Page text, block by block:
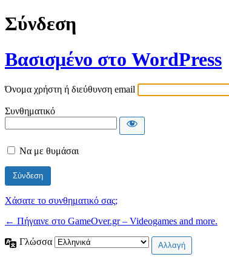
Σύνδεση
Βασισμένο στο WordPress
Όνομα χρήστη ή διεύθυνση email
Συνθηματικό
Να με θυμάσαι
Χάσατε το συνθηματικό σας;
← Πήγαινε στο GameOver.gr – Videogames and more.
Γλώσσα